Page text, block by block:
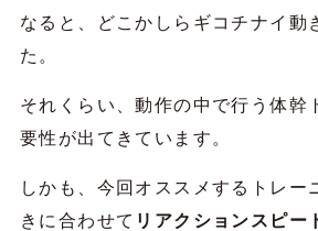
なると、どこかしらギコチナイ動
た。
それくらい、動作の中で行う体幹
要性が出てきています。
しかも、今回オススメするトレー
きに合わせて リアクションスピー